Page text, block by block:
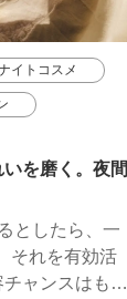
イトコスメ
メデコルテ
を磨く。夜間
としたら、一
それを有効活
ャンスはもっ